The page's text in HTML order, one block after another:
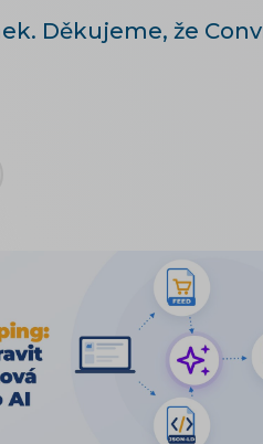
Děkujeme, že